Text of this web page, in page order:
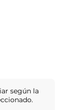
según la